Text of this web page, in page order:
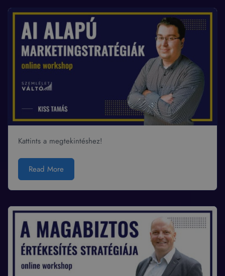
Kattints a megtekintéshez!
Read More